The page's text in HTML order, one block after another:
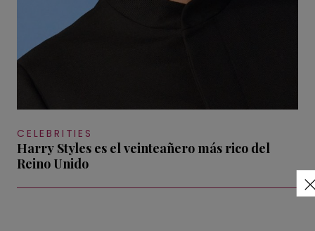
CELEBRITIES
Harry Styles es el veinteañero más rico del
Reino Unido